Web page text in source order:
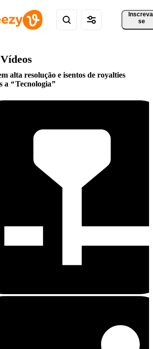
se
alta resolução e isentos de royalties
a
Tecnologia